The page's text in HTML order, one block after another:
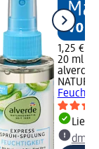
1,25 €
20 ml
alverde
dm